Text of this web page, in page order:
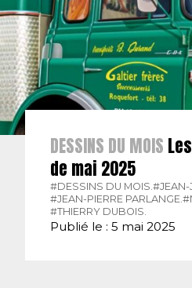
DESSINS DU MOIS
de mai 2025
#DESSINS DU MOIS. #JEAN-
#JEAN-PIERRE PARLANGE.
#THIERRY DUBOIS.
Publié le : 5 mai 2025